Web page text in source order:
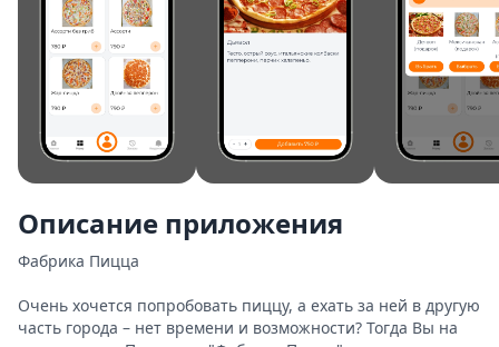
Описание приложения
Фабрика Пицца
Очень хочется попробовать пиццу, а ехать за ней в другую
часть города – нет времени и возможности? Тогда Вы на